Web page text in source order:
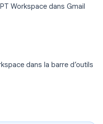
Workspace dans Gmail
dans la barre d’outils